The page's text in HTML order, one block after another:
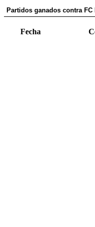
Partidos ganados contra
Fecha